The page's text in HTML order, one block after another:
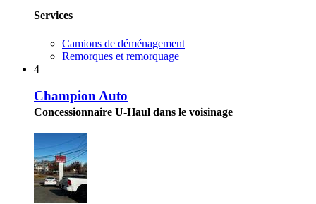
Services
Camions de déménagement
Remorques et remorquage
4
Champion Auto
Concessionnaire U-Haul dans le voisinage